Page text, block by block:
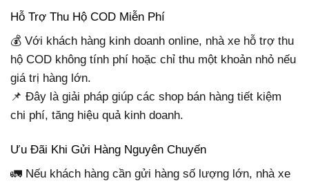
Hỗ Trợ Thu Hộ COD Miễn Phí
💰 Với khách hàng kinh doanh online, nhà xe hỗ trợ thu
hộ COD không tính phí hoặc chỉ thu một khoản nhỏ nếu
giá trị hàng lớn.
📌 Đây là giải pháp giúp các shop bán hàng tiết kiệm
chi phí, tăng hiệu quả kinh doanh.
Ưu Đãi Khi Gửi Hàng Nguyên Chuyến
🚛 Nếu khách hàng cần gửi hàng số lượng lớn, nhà xe